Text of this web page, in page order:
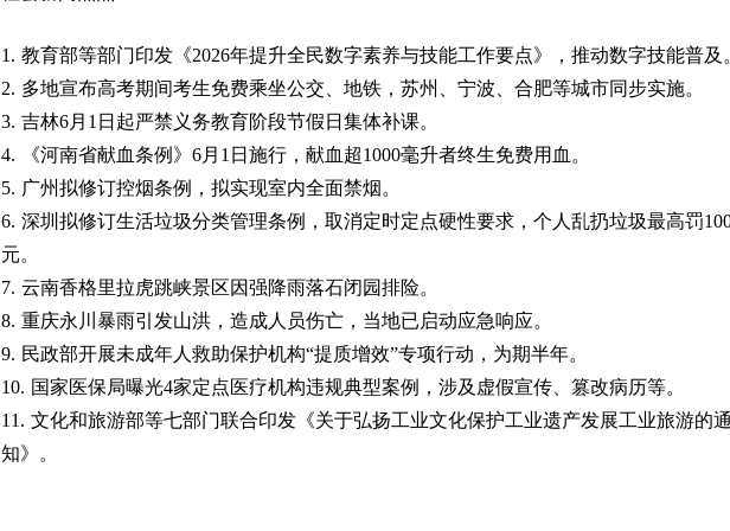
1. 教育部等部门印发《2026年提升全民数字素养与技能工作要点》，推动数字技能普及
2. 多地宣布高考期间考生免费乘坐公交、地铁，苏州、宁波、合肥等城市同步实施。
3. 吉林6月1日起严禁义务教育阶段节假日集体补课。
4. 《河南省献血条例》6月1日施行，献血超1000毫升者终生免费用血。
5. 广州拟修订控烟条例，拟实现室内全面禁烟。
6. 深圳拟修订生活垃圾分类管理条例，取消定时定点硬性要求，个人乱扔垃圾最高罚
元。
7. 云南香格里拉虎跳峡景区因强降雨落石闭园排险。
8. 重庆永川暴雨引发山洪，造成人员伤亡，当地已启动应急响应。
9. 民政部开展未成年人救助保护机构“提质增效”专项行动，为期半年。
10. 国家医保局曝光4家定点医疗机构违规典型案例，涉及虚假宣传、篡改病历等。
11. 文化和旅游部等七部门联合印发《关于弘扬工业文化保护工业遗产发展工业旅游的通
知》。